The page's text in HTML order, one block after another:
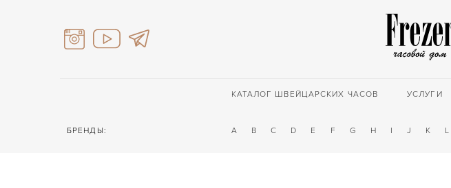
КАТАЛОГ ШВЕЙЦАРСКИХ ЧАСОВ УСЛУГИ
БРЕНДЫ: A B C D E F G H I J K L